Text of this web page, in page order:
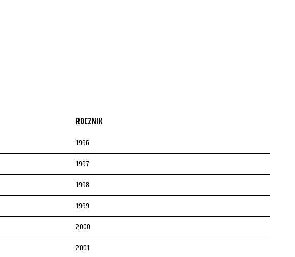
ROCZNIK
1996
1997
1998
1999
2000
2001